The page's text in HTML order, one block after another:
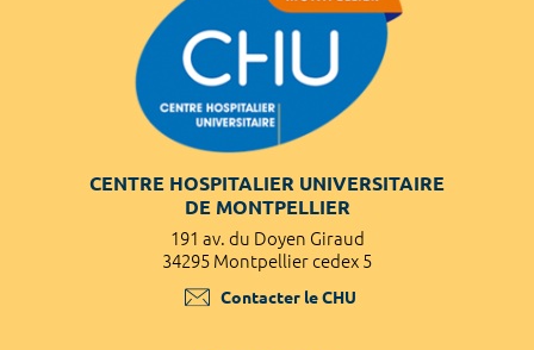
CENTRE HOSPITALIER UNIVERSITAIRE
DE MONTPELLIER
191 av. du Doyen Giraud
34295 Montpellier cedex 5
Contacter le CHU